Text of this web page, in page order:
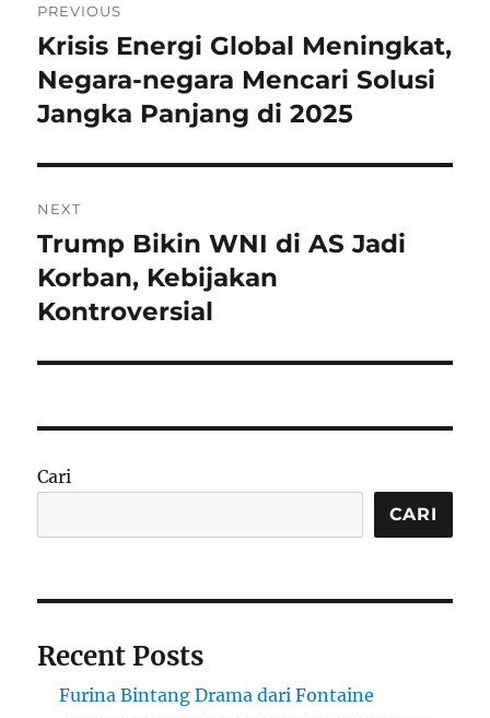
pos
PREVIOUS
Previous
post:
Krisis Energi Global Meningkat,
Negara-negara Mencari Solusi
Jangka Panjang di 2025
NEXT
Next
post:
Trump Bikin WNI di AS Jadi
Korban, Kebijakan
Kontroversial
Cari
CARI
Recent Posts
Furina Bintang Drama dari Fontaine